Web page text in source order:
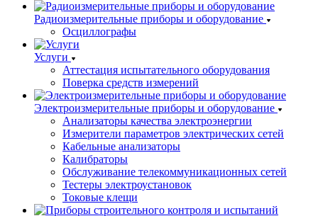
Радиоизмерительные приборы и оборудование
Осциллографы
Услуги
Аттестация испытательного оборудования
Поверка средств измерений
Электроизмерительные приборы и оборудование
Анализаторы качества электроэнергии
Измерители параметров электрических сетей
Кабельные анализаторы
Калибраторы
Обслуживание телекоммуникационных сетей
Тестеры электроустановок
Токовые клещи